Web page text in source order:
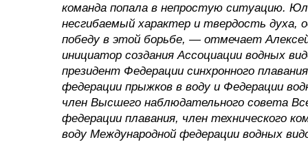
команда попала в непростую ситуацию.
несгибаемый характер и твердость духа,
победу в этой борьбе, — отмечает
инициатор создания Ассоциации водных
президент Федерации синхронного
федерации прыжков в воду и Федерации
член Высшего наблюдательного совета
федерации плавания, член технического
воду Международной федерации водных